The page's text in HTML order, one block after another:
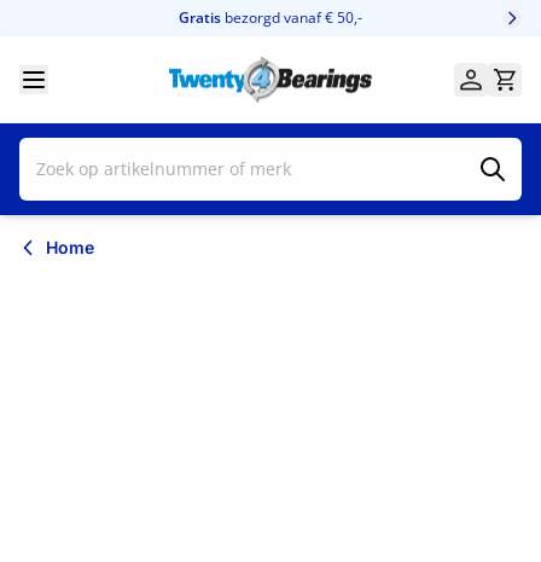
Gratis bezorgd vanaf € 50,-
Home